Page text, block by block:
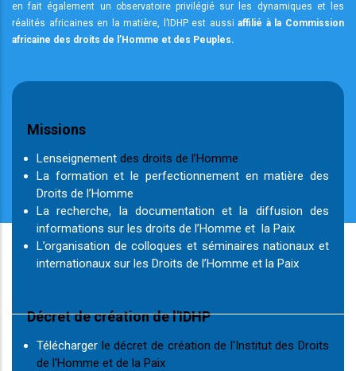
en fait également un observatoire privilégié sur les dynamiques et les
réalités africaines en la matière, l’IDHP est aussiaffilié à la Commission
africaine des droits de l’Homme et des Peuples.
Missions
Lenseignement des droits de l’Homme
La formation et le perfectionnement en matière des
Droits de l’Homme
La recherche, la documentation et la diffusion des
informations sur les droits de l’Homme et la Paix
L’organisation de colloques et séminaires nationaux et
internationaux sur les Droits de l’Homme et la Paix
Décret de création de l'IDHP
Télécharger le décret de création de l'Institut des Droits
de l'Homme et de la Paix